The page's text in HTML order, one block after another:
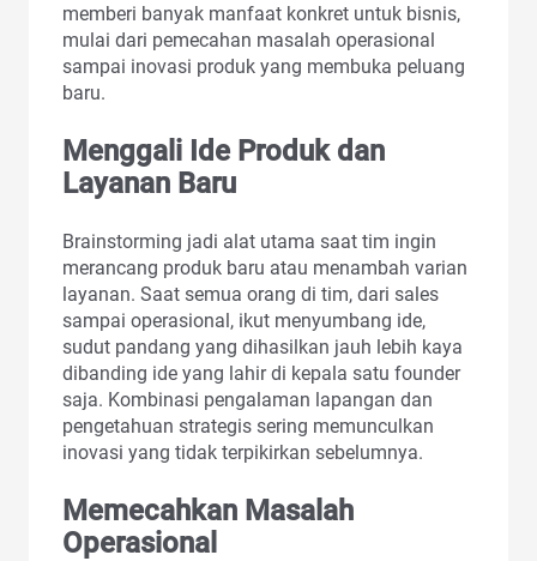
memberi banyak manfaat konkret untuk bisnis,
mulai dari pemecahan masalah operasional
sampai inovasi produk yang membuka peluang
baru.
Menggali Ide Produk dan
Layanan Baru
Brainstorming jadi alat utama saat tim ingin
merancang produk baru atau menambah varian
layanan. Saat semua orang di tim, dari sales
sampai operasional, ikut menyumbang ide,
sudut pandang yang dihasilkan jauh lebih kaya
dibanding ide yang lahir di kepala satu founder
saja. Kombinasi pengalaman lapangan dan
pengetahuan strategis sering memunculkan
inovasi yang tidak terpikirkan sebelumnya.
Memecahkan Masalah
Operasional